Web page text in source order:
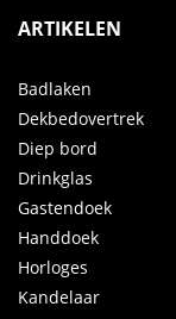
ARTIKELEN
Badlaken
Dekbedovertrek
Diep bord
Drinkglas
Gastendoek
Handdoek
Horloges
Kandelaar